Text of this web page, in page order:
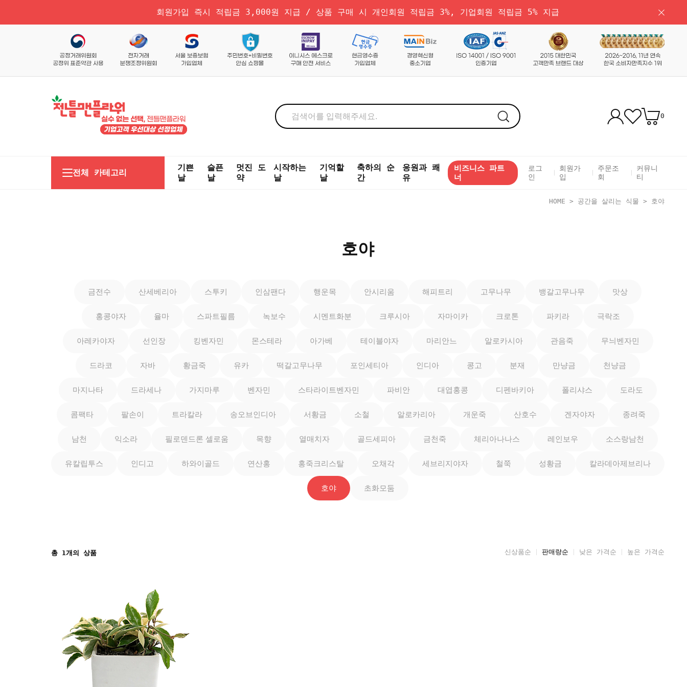
회원가입 즉시 적립금 3,000원 지급 / 상품 구매 시 개인회원 적립금 3%, 기업회원 적립금 5% 지급
0
전체 카테고리
기쁜
날
슬픈
날
멋진 도
약
시작하는
날
기억할
날
축하의 순
간
응원과 쾌
유
비즈니스 파트
너
로그
인
회원가
입
주문조
회
커뮤니
티
HOME > 공간을 살리는 식물 > 호야
호야
금전수 산세베리아 스투키 인삼팬다 행운목 안시리움 해피트리 고무나무 뱅갈고무나무 맛상
홍콩야자 율마 스파트필름 녹보수 시멘트화분 크루시아 자마이카 크로톤 파키라 극락조
아레카야자 선인장 킹벤자민 몬스테라 아가베 테이블야자 마리안느 알로카시아 관음죽 무늬벤자민
드라코 자바 황금죽 유카 떡갈고무나무 포인세티아 인디아 콩고 분재 만냥금 천냥금
마지나타 드라세나 가지마루 벤자민 스타라이트벤자민 파비안 대엽홍콩 디펜바키아 폴리샤스 도라도
콤팩타 팔손이 트라칼라 송오브인디아 서황금 소철 알로카리아 개운죽 산호수 겐자야자 종려죽
남천 익소라 필로덴드론 셀로움 목향 열매치자 골드세피아 금천죽 체리아나나스 레인보우 소스랑남천
유칼립투스 인디고 하와이골드 연산홍 홍죽크리스탈 오채각 세브리지야자 철쭉 성황금 칼라데아제브리나
호야 초화모둠
총 1개의 상품 신상품순 판매량순 낮은 가격순 높은 가격순